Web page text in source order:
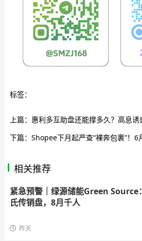
标签：
上篇： 惠利多互助盘还能撑多久？高息
下篇： Shopee下月起严查“裸奔包裹”！6月22日
相关推荐
紧急预警｜绿源储能Green Source
氏传销盘，8月千人
昨天